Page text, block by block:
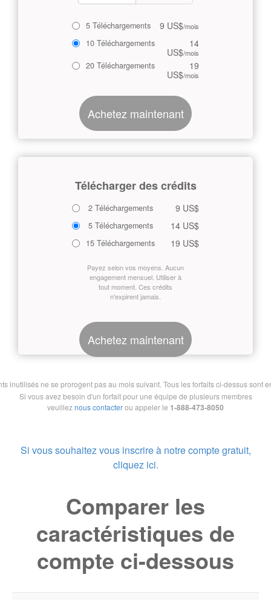
5 Téléchargements 9 US$/mois
10 Téléchargements 14
US$/mois
20 Téléchargements 19
US$/mois
Achetez maintenant
Télécharger des crédits
2 Téléchargements 9 US$
5 Téléchargements 14 US$
15 Téléchargements 19 US$
Payez selon vos moyens. Aucun
engagement mensuel. Utiliser à
tout moment. Ces crédits
n'expirent jamais.
Achetez maintenant
inutilisés ne se prorogent pas au mois suivant. Tous les forfaits ci-dessus sont
Si vous avez besoin d'un forfait pour une équipe de plusieurs membres
veuilleznous contacterou appeler le 1-888-473-8050
Si vous souhaitez vous inscrire à notre compte gratuit,
cliquez ici.
Comparer les
caractéristiques de
compte ci-dessous